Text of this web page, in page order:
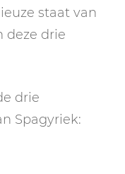
staat van
deze drie
drie
Spagyriek: